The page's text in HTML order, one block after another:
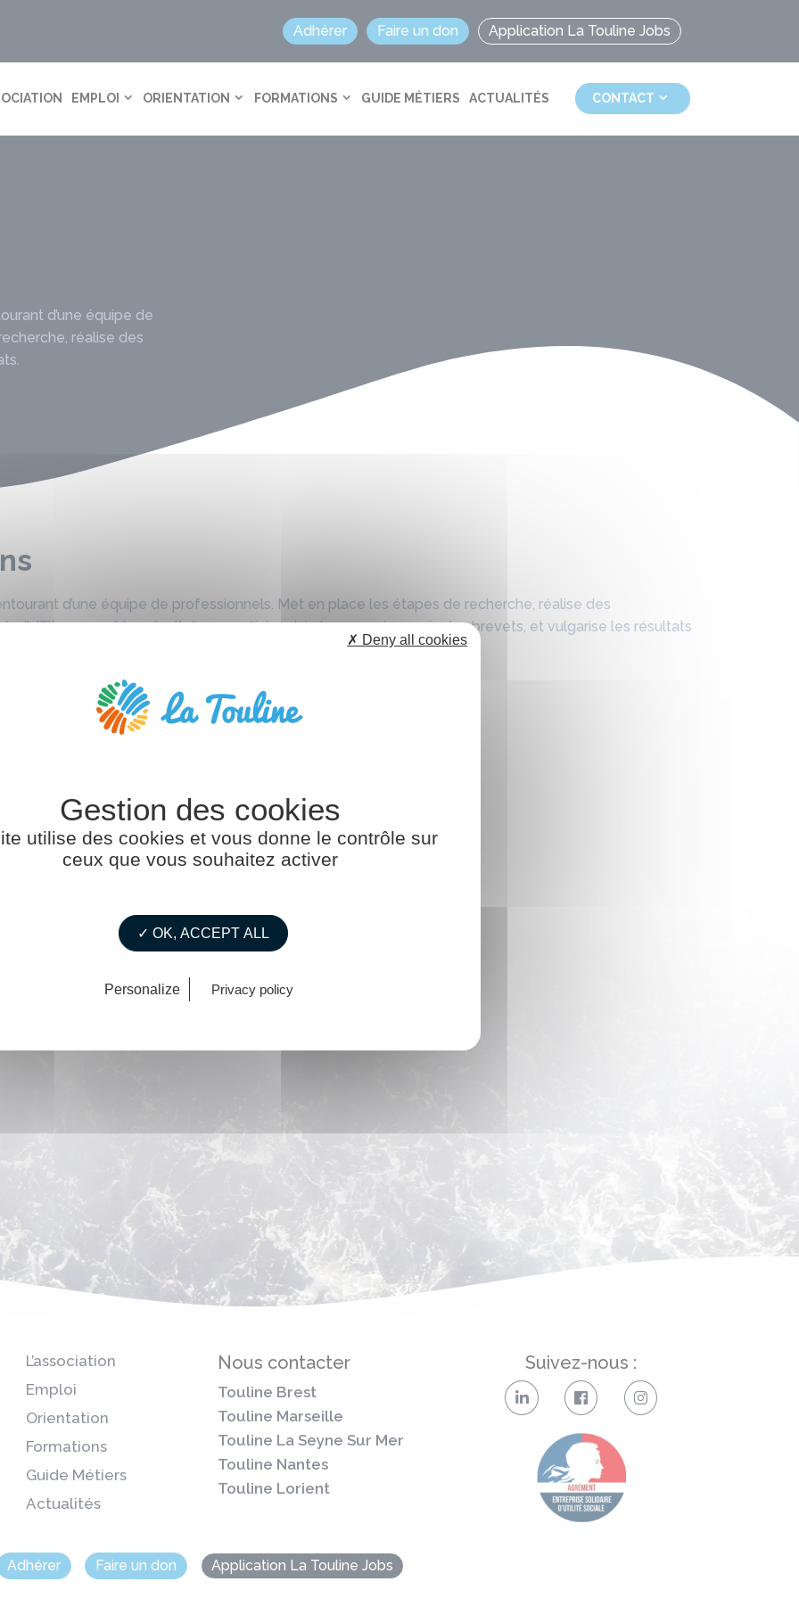
Adhérer Faire un don Application La Touline Jobs
EMPLOI ORIENTATION FORMATIONS GUIDE MÉTIERS ACTUALITÉS CONTACT
d’une équipe de
réalise des
d’une équipe de professionnels. Met en place les étapes de recherche, réalise des
Il/Elle soumet les résultats en participant à des congrès ou via des brevets, et vulgarise les résultats
L’association
Emploi
Orientation
Formations
Guide Métiers
Actualités
Nous contacter
Touline Brest
Touline Marseille
Touline La Seyne Sur Mer
Touline Nantes
Touline Lorient
Suivez-nous :
Adhérer Faire un don Application La Touline Jobs
utilise des cookies et vous donne le contrôle sur
ceux que vous souhaitez activer
✓ OK, ACCEPT ALL
✗ Deny all cookies
Personalize Privacy policy